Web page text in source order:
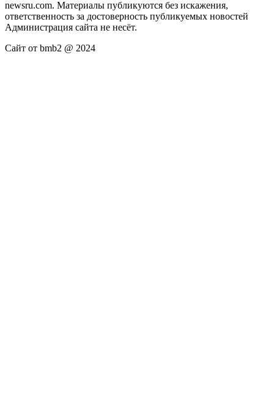
newsru.com. Материалы публикуются без искажения,
ответственность за достоверность публикуемых новостей
Администрация сайта не несёт.
Сайт от bmb2 @ 2024